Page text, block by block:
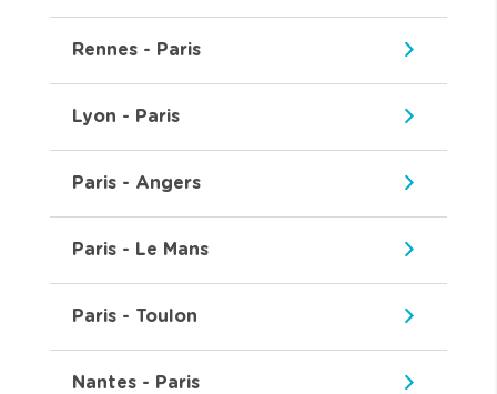
Rennes - Paris
Lyon - Paris
Paris - Angers
Paris - Le Mans
Paris - Toulon
Nantes - Paris